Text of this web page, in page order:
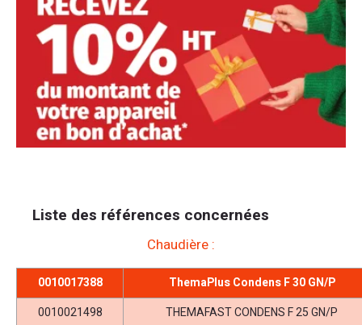
Liste des références concernées
Chaudière :
0010017388
ThemaPlus Condens F 30 GN/P
0010021498
THEMAFAST CONDENS F 25 GN/P